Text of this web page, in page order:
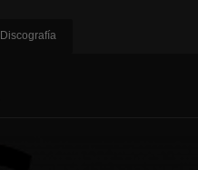
Discografía